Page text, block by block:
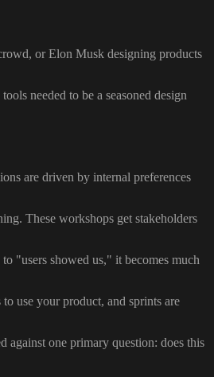
or Elon Musk designing products
needed to be a seasoned design
are driven by internal preferences
These workshops get stakeholders
"users showed us," it becomes much
use your product, and sprints are
against one primary question: does this